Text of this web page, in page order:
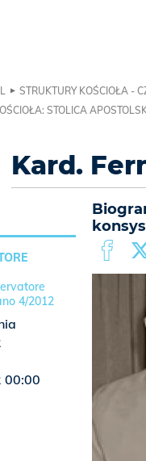
STRUKTURY KOŚCIOŁA -
STOLICA
Kard.
4/2012
00:00